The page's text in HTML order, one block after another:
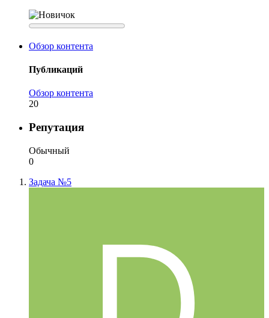
Обзор контента
Публикаций
Обзор контента
20
Репутация
Обычный
0
Задача №5